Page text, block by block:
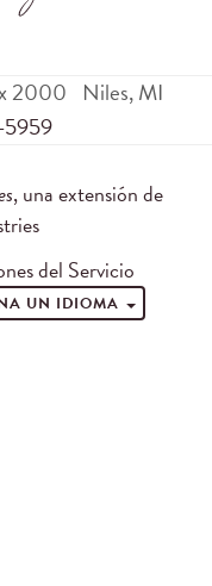
2000 Niles,MI
, una extensión de
del Servicio
UN IDIOMA